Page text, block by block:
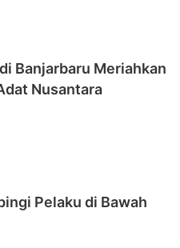
Banjarbaru Meriahkan
Nusantara
Pelaku di Bawah